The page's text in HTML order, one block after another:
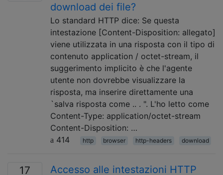
download dei file?
Lo standard HTTP dice: Se questa
intestazione [Content-Disposition: allegato]
viene utilizzata in una risposta con il tipo di
contenuto application / octet-stream, il
suggerimento implicito è che l'agente
utente non dovrebbe visualizzare la
risposta, ma inserire direttamente una
`salva risposta come .. . ". L'ho letto come
Content-Type: application/octet-stream
Content-Disposition: …
414
http browser http-headers download
17 Accesso alle intestazioni HTTP